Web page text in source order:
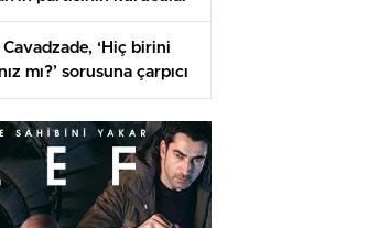
yer alacak
Cavadzade, ‘Hiç birini
mı?’ sorusuna çarpıcı
verdi